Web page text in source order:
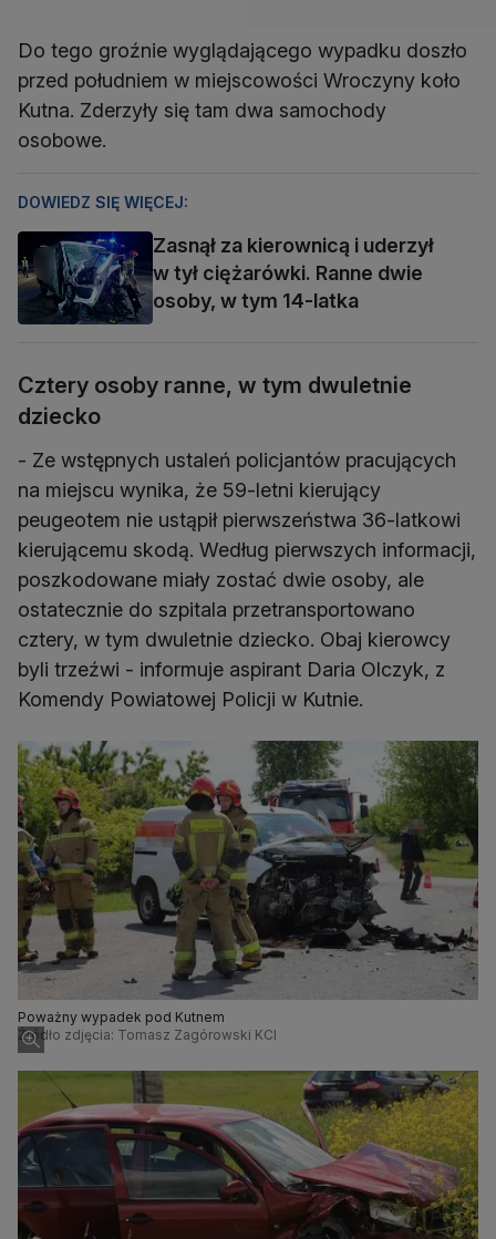
Do tego groźnie wyglądającego wypadku doszło
przed południem w miejscowości Wroczyny koło
Kutna. Zderzyły się tam dwa samochody
osobowe.
DOWIEDZ SIĘ WIĘCEJ:
Zasnął za kierownicą i uderzył
w tył ciężarówki. Ranne dwie
osoby, w tym 14-latka
Cztery osoby ranne, w tym dwuletnie
dziecko
- Ze wstępnych ustaleń policjantów pracujących
na miejscu wynika, że 59-letni kierujący
peugeotem nie ustąpił pierwszeństwa 36-latkowi
kierującemu skodą. Według pierwszych informacji,
poszkodowane miały zostać dwie osoby, ale
ostatecznie do szpitala przetransportowano
cztery, w tym dwuletnie dziecko. Obaj kierowcy
byli trzeźwi - informuje aspirant Daria Olczyk, z
Komendy Powiatowej Policji w Kutnie.
Poważny wypadek pod Kutnem
Źródło zdjęcia: Tomasz Zagórowski KCI